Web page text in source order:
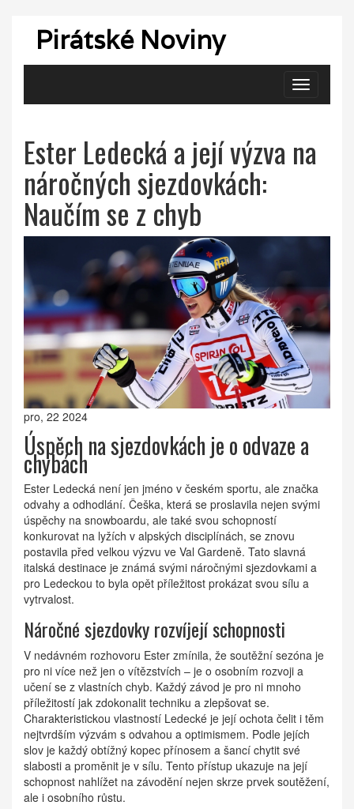
Pirátské Noviny
Zobrazit
navigaci
Ester Ledecká a její výzva na
náročných sjezdovkách:
Naučím se z chyb
pro, 22 2024
Úspěch na sjezdovkách je o odvaze a
chybách
Ester Ledecká není jen jméno v českém sportu, ale značka
odvahy a odhodlání. Češka, která se proslavila nejen svými
úspěchy na snowboardu, ale také svou schopností
konkurovat na lyžích v alpských disciplínách, se znovu
postavila před velkou výzvu ve Val Gardeně. Tato slavná
italská destinace je známá svými náročnými sjezdovkami a
pro Ledeckou to byla opět příležitost prokázat svou sílu a
vytrvalost.
Náročné sjezdovky rozvíjejí schopnosti
V nedávném rozhovoru Ester zmínila, že soutěžní sezóna je
pro ni více než jen o vítězstvích – je o osobním rozvoji a
učení se z vlastních chyb. Každý závod je pro ni mnoho
příležitostí jak zdokonalit techniku a zlepšovat se.
Charakteristickou vlastností Ledecké je její ochota čelit i těm
nejtvrdším výzvám s odvahou a optimismem. Podle jejích
slov je každý obtížný kopec přínosem a šancí chytit své
slabosti a proměnit je v sílu. Tento přístup ukazuje na její
schopnost nahlížet na závodění nejen skrze prvek soutěžení,
ale i osobního růstu.